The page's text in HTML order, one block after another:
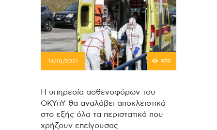
14/10/2021 978
Η υπηρεσία ασθενοφόρων του
ΟΚΥπΥ θα αναλάβει αποκλειστικά
στο εξής όλα τα περιστατικά που
χρήζουν επείγουσας